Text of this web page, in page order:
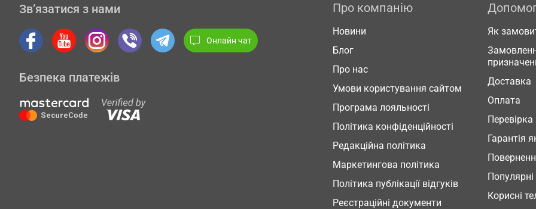
Зв’язатися з нами
Онлайн чат
Безпека платежів
Про компанію
Новини
Блог
Про нас
Умови користування сайтом
Програма лояльності
Політика конфіденційності
Редакційна політика
Маркетингова політика
Політика публікації відгуків
Реєстраційні документи
Як
Доставка
Оплата
Гарантія
Корисні